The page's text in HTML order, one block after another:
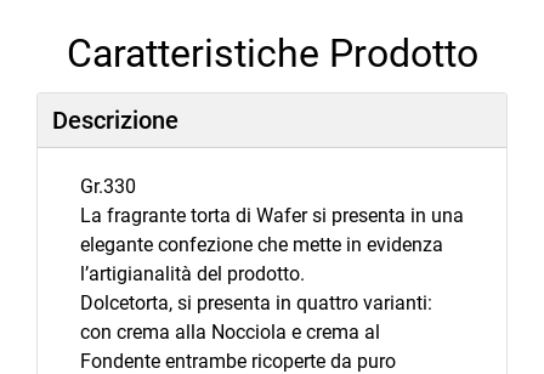
Caratteristiche Prodotto
Descrizione
Gr.330
La fragrante torta di Wafer si presenta in una
elegante confezione che mette in evidenza
l’artigianalità del prodotto.
Dolcetorta, si presenta in quattro varianti:
con crema alla Nocciola e crema al
Fondente entrambe ricoperte da puro